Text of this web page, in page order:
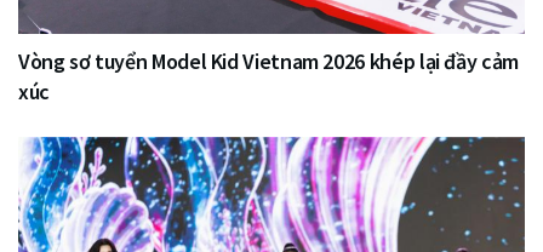
Vòng sơ tuyển Model Kid Vietnam 2026 khép lại đầy cảm
xúc